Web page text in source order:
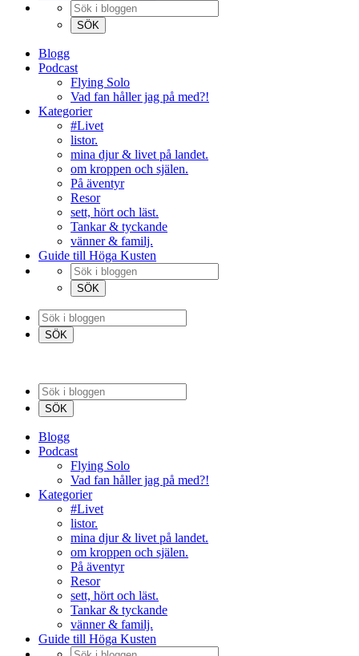
Blogg
Podcast
Flying Solo
Vad fan håller jag på med?!
Kategorier
#Livet
listor.
mina djur & livet på landet.
om kroppen och själen.
På äventyr
Resor
sett, hört och läst.
Tankar & tyckande
vänner & familj.
Guide till Höga Kusten
Blogg
Podcast
Flying Solo
Vad fan håller jag på med?!
Kategorier
#Livet
listor.
mina djur & livet på landet.
om kroppen och själen.
På äventyr
Resor
sett, hört och läst.
Tankar & tyckande
vänner & familj.
Guide till Höga Kusten